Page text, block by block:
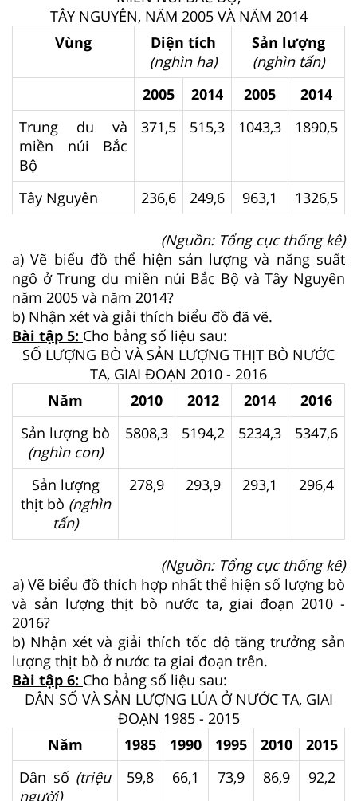
TÂY NGUYÊN, NĂM 2005 VÀ NĂM 2014
Vùng
Diện tích
(nghìn ha)
Sản lượng
(nghìn tấn)
2005
2014 2005
2014
Trung du và
miền núi Bắc
Bộ
371,5 515,3 1043,3 1890,5
Tây Nguyên 236,6 249,6 963,1 1326,5
(Nguồn: Tổng cục thống kê)
a) Vẽ biểu đồ thể hiện sản lượng và năng suất
ngô ở Trung du miền núi Bắc Bộ và Tây Nguyên
năm 2005 và năm 2014?
b) Nhận xét và giải thích biểu đồ đã vẽ.
Bài tập 5: Cho bảng số liệu sau:
SỐ LƯỢNG BÒ VÀ SẢN LƯỢNG THỊT BÒ NƯỚC
TA, GIAI ĐOẠN 2010 - 2016
Năm
2010 2012 2014
2016
Sản lượng bò
(nghìn con)
5808,3 5194,2 5234,3 5347,6
Sản lượng
thịt bò (nghìn
tấn)
278,9 293,9 293,1 296,4
(Nguồn: Tổng cục thống kê)
a) Vẽ biểu đồ thích hợp nhất thể hiện số lượng bò
và sản lượng thịt bò nước ta, giai đoạn 2010 -
2016?
b) Nhận xét và giải thích tốc độ tăng trưởng sản
lượng thịt bò ở nước ta giai đoạn trên.
Bài tập 6: Cho bảng số liệu sau:
DÂN SỐ VÀ SẢN LƯỢNG LÚA Ở NƯỚC TA, GIAI
ĐOẠN 1985 - 2015
Năm
1985 1990 1995 2010
2015
Dân số (triệu
người)
59,8 66,1 73,9 86,9 92,2